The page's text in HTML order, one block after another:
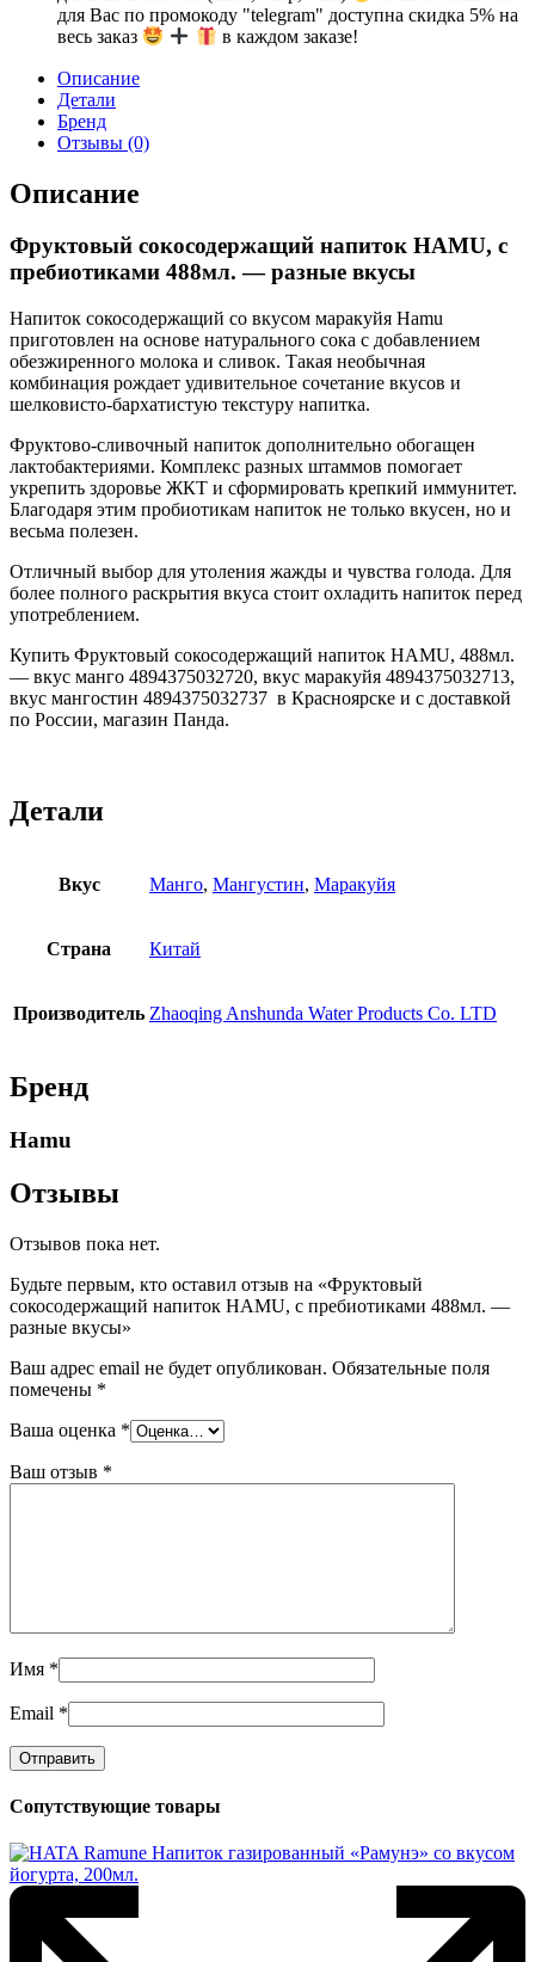
для Вас по промокоду "telegram" доступна скидка 5% на
весь заказ
в каждом заказе!
Описание
Детали
Бренд
Отзывы (0)
Описание
Фруктовый сокосодержащий напиток HAMU, с
пребиотиками 488мл. — разные вкусы
Напиток сокосодержащий со вкусом маракуйя Hamu
приготовлен на основе натурального сока с добавлением
обезжиренного молока и сливок. Такая необычная
комбинация рождает удивительное сочетание вкусов и
шелковисто-бархатистую текстуру напитка.
Фруктово-сливочный напиток дополнительно обогащен
лактобактериями. Комплекс разных штаммов помогает
укрепить здоровье ЖКТ и сформировать крепкий иммунитет.
Благодаря этим пробиотикам напиток не только вкусен, но и
весьма полезен.
Отличный выбор для утоления жажды и чувства голода. Для
более полного раскрытия вкуса стоит охладить напиток перед
употреблением.
Купить Фруктовый сокосодержащий напиток HAMU, 488мл.
— вкус манго 4894375032720, вкус маракуйя 4894375032713,
вкус мангостин 4894375032737 в Красноярске и с доставкой
по России, магазин Панда.
Детали
Вкус Манго, Мангустин, Маракуйя
Страна Китай
Производитель Zhaoqing Anshunda Water Products Co. LTD
Бренд
Hamu
Отзывы
Отзывов пока нет.
Будьте первым, кто оставил отзыв на «Фруктовый
сокосодержащий напиток HAMU, с пребиотиками 488мл. —
разные вкусы»
Ваш адрес email не будет опубликован. Обязательные поля
помечены *
Ваша оценка *
Ваш отзыв *
Имя *
Email *
Сопутствующие товары